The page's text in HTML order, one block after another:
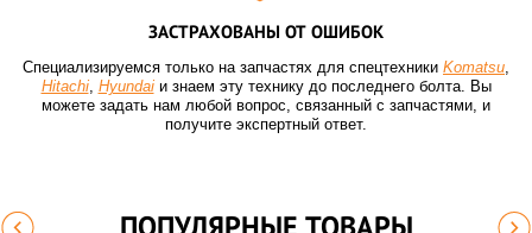
ЗАСТРАХОВАНЫ ОТ ОШИБОК
Специализируемся только на запчастях для спецтехники Komatsu,
Hitachi, Hyundaiи знаем эту технику до последнего болта. Вы
можете задать нам любой вопрос, связанный с запчастями, и
получите экспертный ответ.